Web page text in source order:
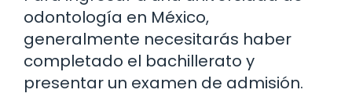
odontología en México,
generalmente necesitarás haber
completado el bachillerato y
presentar un examen de admisión.